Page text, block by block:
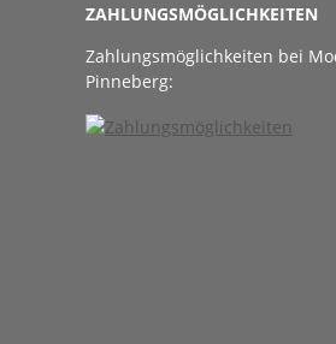
ZAHLUNGSMÖGLICHKEITEN
Zahlungsmöglichkeiten bei
Pinneberg: